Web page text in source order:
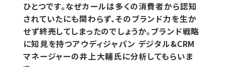
ひとつです。なぜカールは多くの消費者から認知
されていたにも関わらず、そのブランド力を生か
せず終売してしまったのでしょうか。ブランド戦略
に知見を持つアウディジャパン デジタル&CRM
マネージャーの井上大輔氏に分析してもらいま